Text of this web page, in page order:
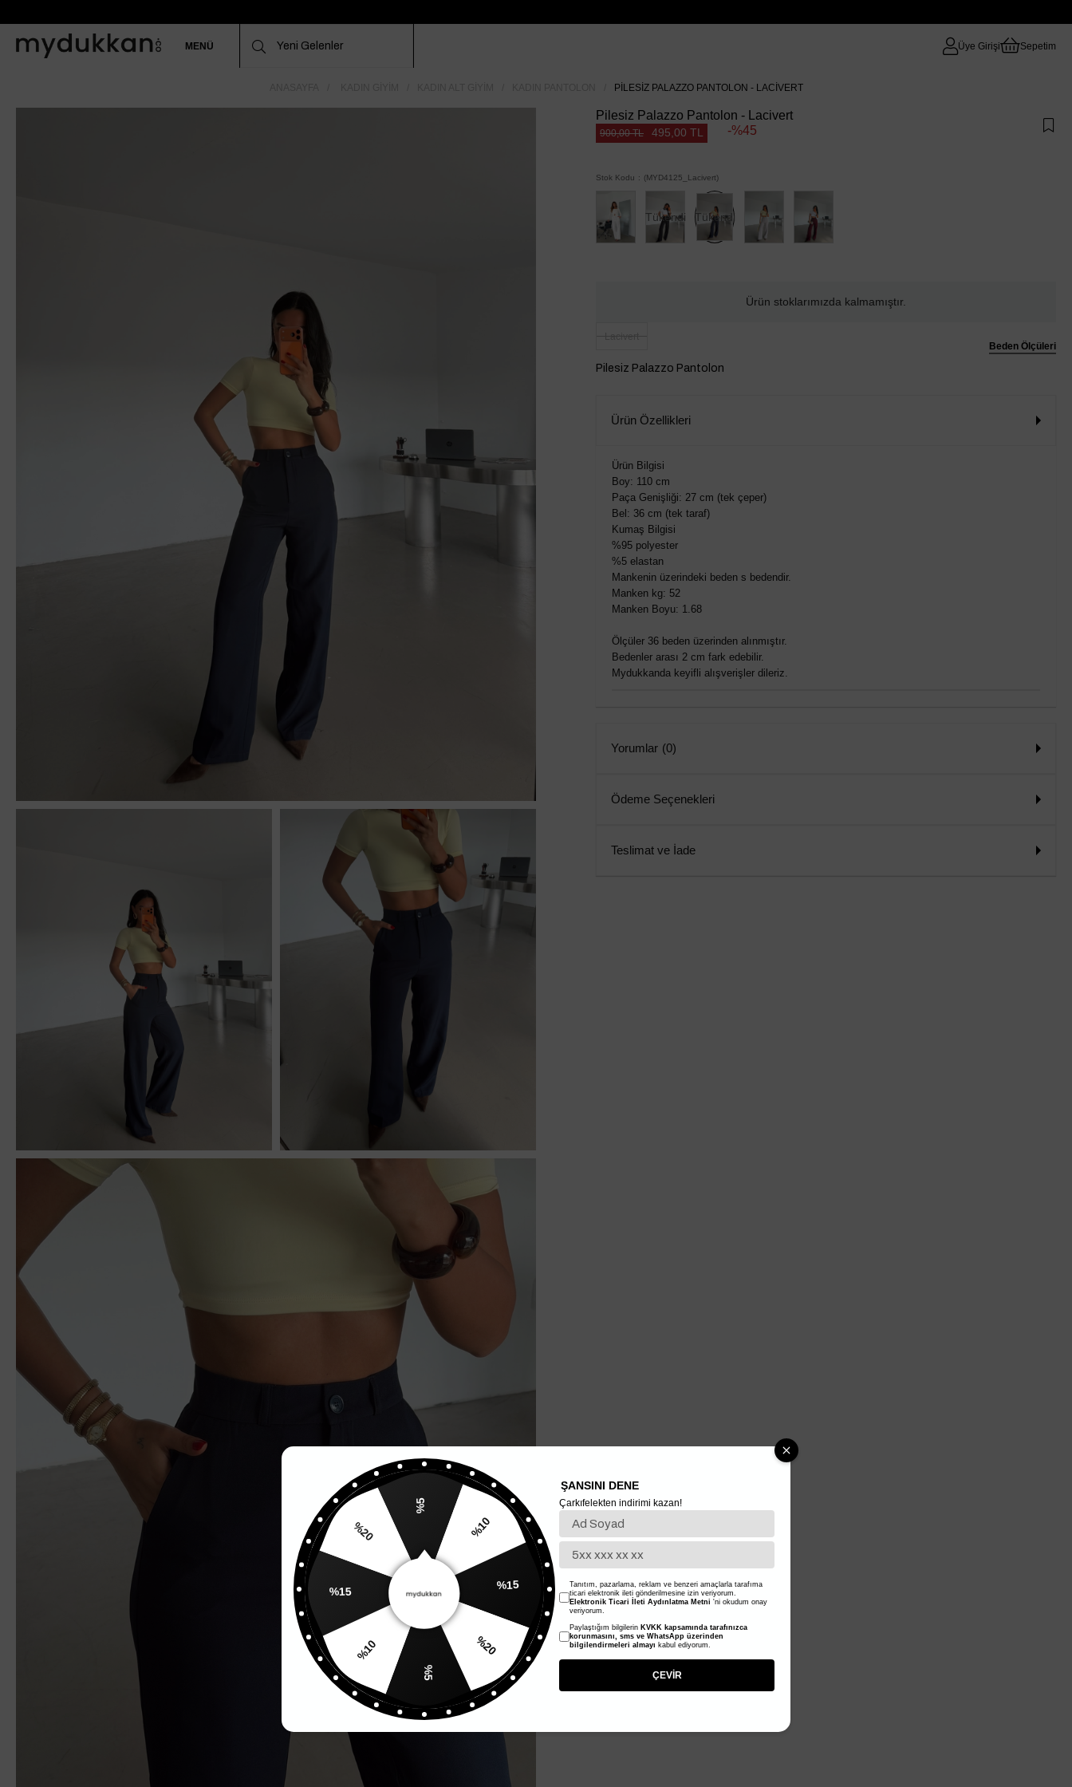
MENÜ Üye Girişi Sepetim
PILESIZ PALAZZO PANTOLON - LACIVERT
Pilesiz Palazzo Pantolon - Lacivert
900,00 TL 495,00 TL 45
Stok Kodu (MYD4125_Lacivert)
Tükendi Tükendi
Ürün stoklarımızda kalmamıştır.
Beden Ölçüleri
Pilesiz Palazzo Pantolon
Ürün Özellikleri
Ürün Bilgisi
Boy: 110 cm
Paça Genişliği: 27 cm (tek çeper)
Bel: 36 cm (tek taraf)
Kumaş Bilgisi
%95 polyester
%5 elastan
Mankenin üzerindeki beden s bedendir.
Manken kg: 52
Manken Boyu: 1.68
Ölçüler 36 beden üzerinden alınmıştır.
Bedenler arası 2 cm fark edebilir.
Mydukkanda keyifli alışverişler dileriz.
Yorumlar (0)
Ödeme Seçenekleri
Teslimat ve İade
%5
%10
%20
%5
%10
%20
ŞANSINI DENE
Çarkıfelekten indirimi kazan!
Tanıtım, pazarlama, reklam ve benzeri amaçlarla tarafıma
ticari elektronik ileti gönderilmesine izin veriyorum.
Elektronik Ticari İleti Aydınlatma Metni 'ni okudum onay
veriyorum.
Paylaştığım bilgilerin KVKK kapsamında tarafınızca
korunmasını, sms ve WhatsApp üzerinden
bilgilendirmeleri almayı kabul ediyorum.
ÇEVİR